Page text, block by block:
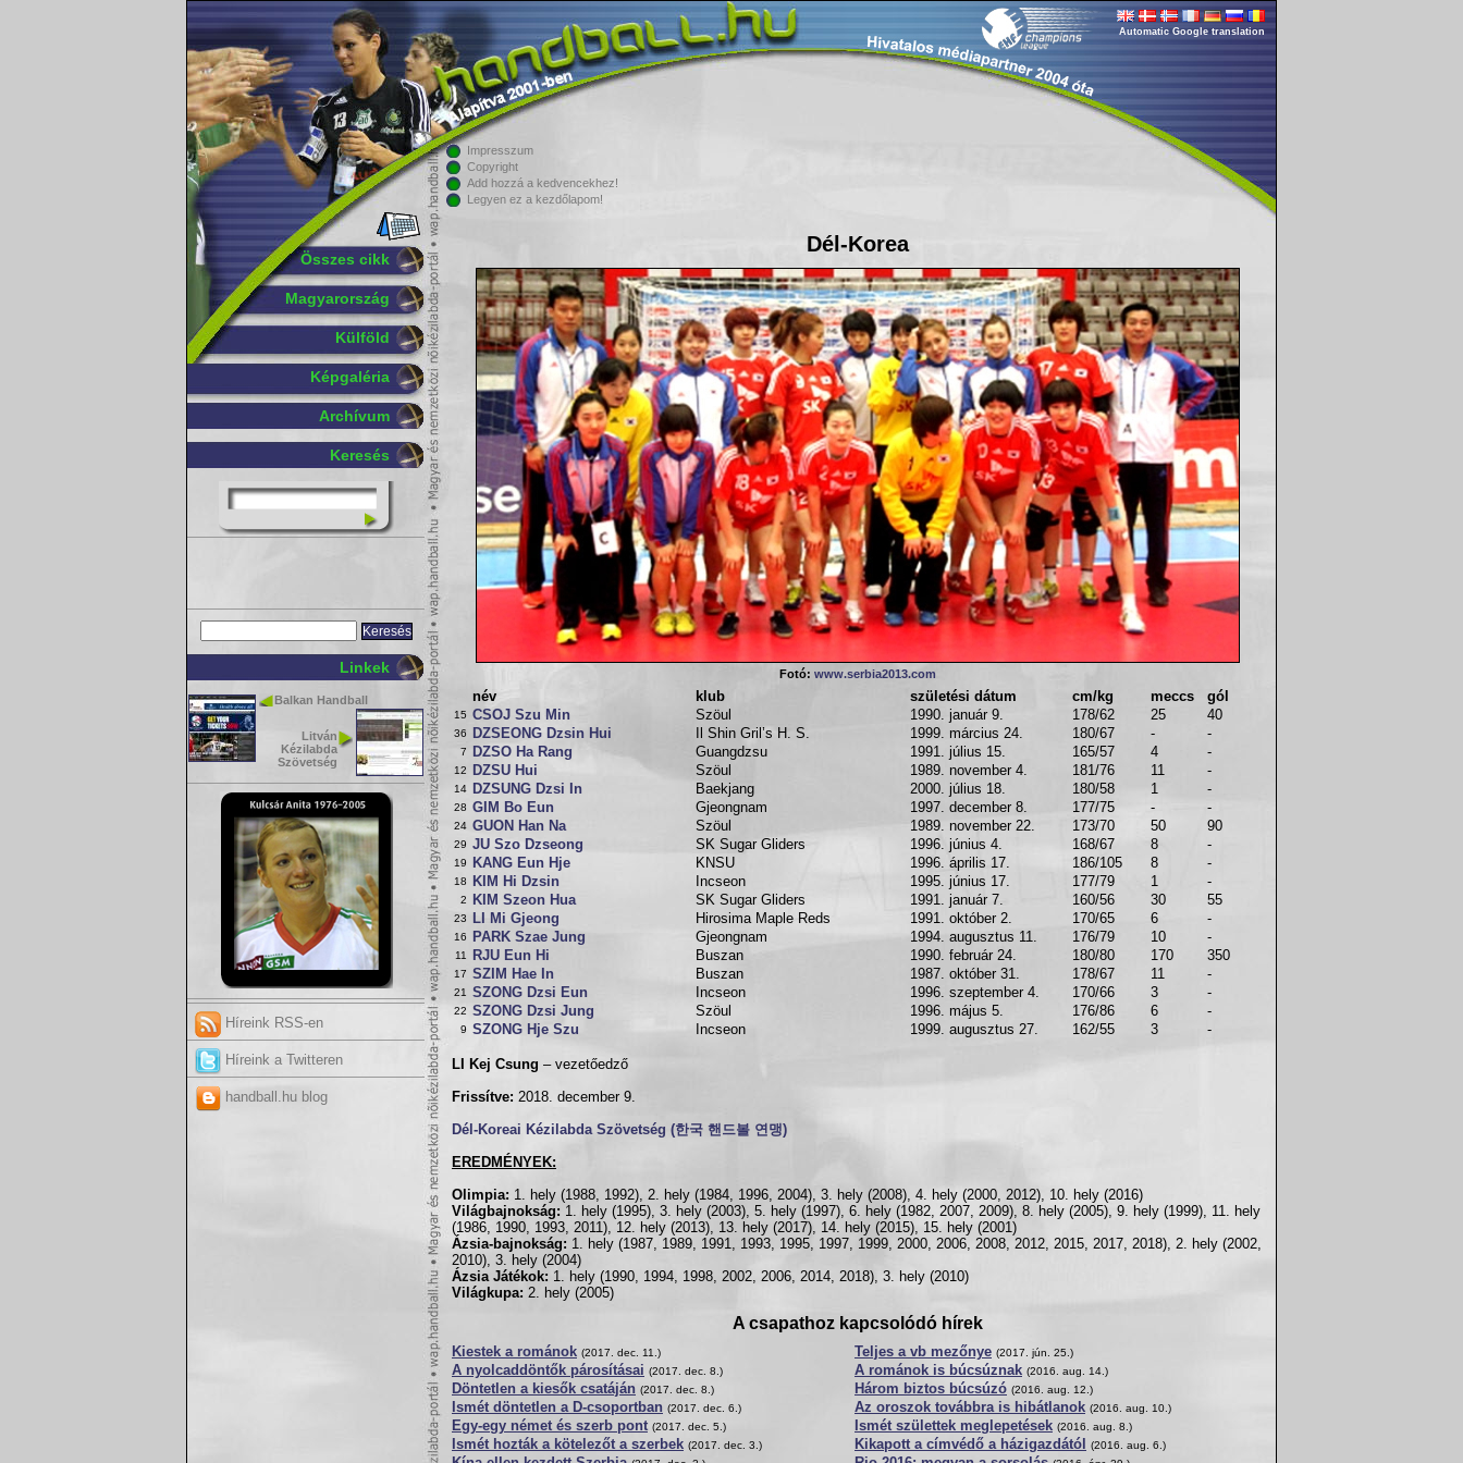
Összes cikk
Magyarország
Külföld
Képgaléria
Archívum
Keresés
Linkek
Balkan Handball
Litván
Kézilabda
Szövetség
Híreink RSS-en
Híreink a Twitteren
handball.hu blog
Automatic Google translation
Impresszum
Copyright
Add hozzá a kedvencekhez!
Legyen ez a kezdőlapom!
Dél-Korea
Fotó: www.serbia2013.com
név klub születési dátum cm/kg meccs gól
15 CSOJ Szu Min Szöul 1990. január 9. 178/62 25 40
36 DZSEONG Dzsin Hui Il Shin Gril’s H. S. 1999. március 24. 180/67 - -
7 DZSO Ha Rang Guangdzsu 1991. július 15. 165/57 4 -
12 DZSU Hui Szöul 1989. november 4. 181/76 11 -
14 DZSUNG Dzsi In Baekjang 2000. július 18. 180/58 1 -
28 GIM Bo Eun Gjeongnam 1997. december 8. 177/75 - -
24 GUON Han Na Szöul 1989. november 22. 173/70 50 90
29 JU Szo Dzseong SK Sugar Gliders 1996. június 4. 168/67 8 -
19 KANG Eun Hje KNSU 1996. április 17. 186/105 8 -
18 KIM Hi Dzsin Incseon 1995. június 17. 177/79 1 -
2 KIM Szeon Hua SK Sugar Gliders 1991. január 7. 160/56 30 55
23 LI Mi Gjeong Hirosima Maple Reds 1991. október 2. 170/65 6 -
16 PARK Szae Jung Gjeongnam 1994. augusztus 11. 176/79 10 -
11 RJU Eun Hi Buszan 1990. február 24. 180/80 170 350
17 SZIM Hae In Buszan 1987. október 31. 178/67 11 -
21 SZONG Dzsi Eun Incseon 1996. szeptember 4. 170/66 3 -
22 SZONG Dzsi Jung Szöul 1996. május 5. 176/86 6 -
9 SZONG Hje Szu Incseon 1999. augusztus 27. 162/55 3 -
LI Kej Csung – vezetőedző
Frissítve: 2018. december 9.
Dél-Koreai Kézilabda Szövetség (한국 핸드볼 연맹)
EREDMÉNYEK:
Olimpia: 1. hely (1988, 1992), 2. hely (1984, 1996, 2004), 3. hely (2008), 4. hely (2000, 2012), 10. hely (2016)
Világbajnokság: 1. hely (1995), 3. hely (2003), 5. hely (1997), 6. hely (1982, 2007, 2009), 8. hely (2005), 9. hely (1999), 11. hely
(1986, 1990, 1993, 2011), 12. hely (2013), 13. hely (2017), 14. hely (2015), 15. hely (2001)
Ázsia-bajnokság: 1. hely (1987, 1989, 1991, 1993, 1995, 1997, 1999, 2000, 2006, 2008, 2012, 2015, 2017, 2018), 2. hely (2002,
2010), 3. hely (2004)
Ázsia Játékok: 1. hely (1990, 1994, 1998, 2002, 2006, 2014, 2018), 3. hely (2010)
Világkupa: 2. hely (2005)
A csapathoz kapcsolódó hírek
Kiestek a románok (2017. dec. 11.)
A nyolcaddöntők párosításai (2017. dec. 8.)
Döntetlen a kiesők csatáján (2017. dec. 8.)
Ismét döntetlen a D-csoportban (2017. dec. 6.)
Egy-egy német és szerb pont (2017. dec. 5.)
Ismét hozták a kötelezőt a szerbek (2017. dec. 3.)
Teljes a vb mezőnye (2017. jún. 25.)
A románok is búcsúznak (2016. aug. 14.)
Három biztos búcsúzó (2016. aug. 12.)
Az oroszok továbbra is hibátlanok (2016. aug. 10.)
Ismét születtek meglepetések (2016. aug. 8.)
Kikapott a címvédő a házigazdától (2016. aug. 6.)